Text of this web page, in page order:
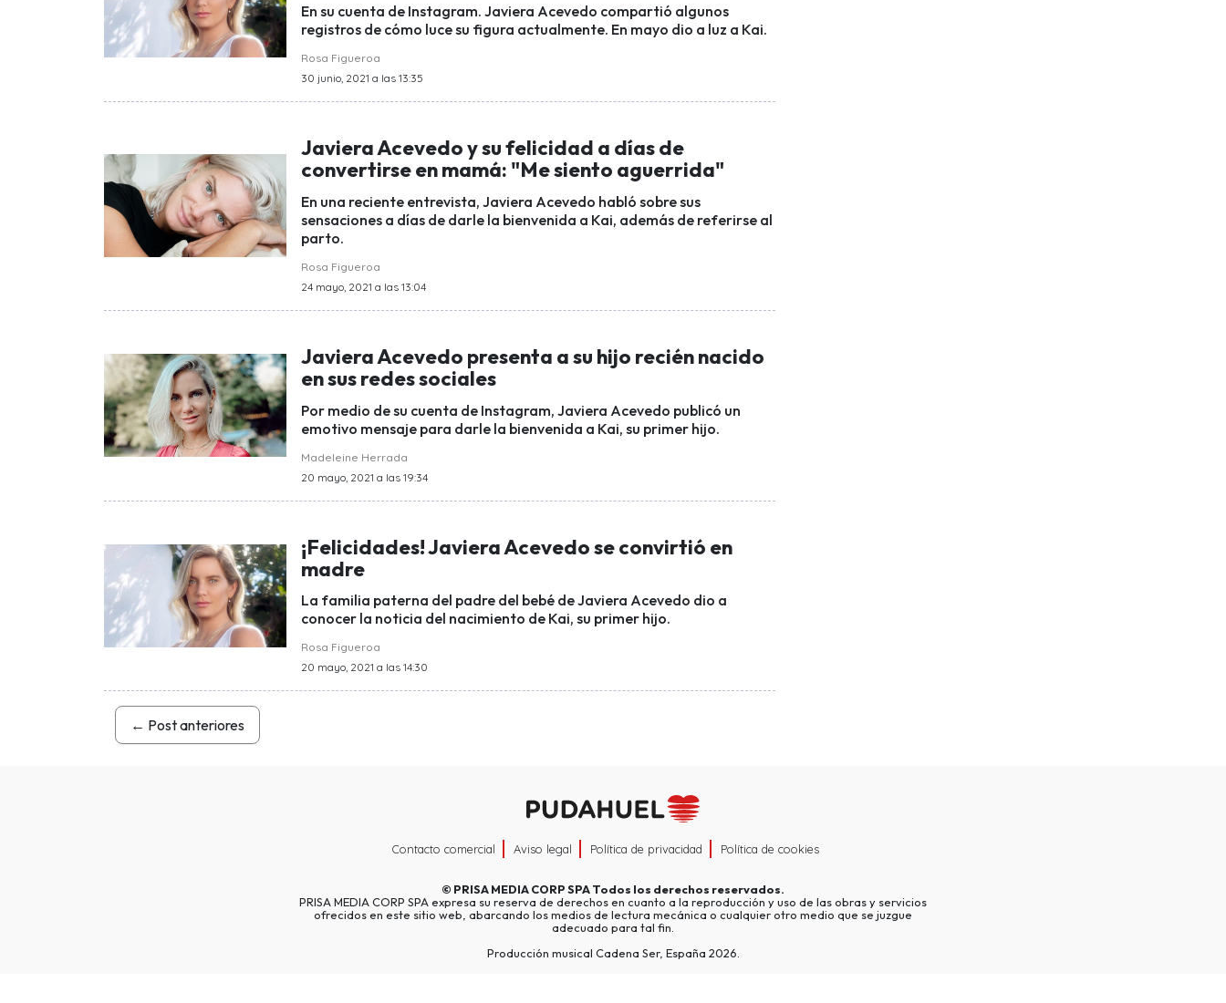
En su cuenta de Instagram. Javiera Acevedo compartió algunos
registros de cómo luce su figura actualmente. En mayo dio a luz a Kai.
Rosa Figueroa
30 junio, 2021 a las 13:35
Javiera Acevedo y su felicidad a días de
convertirse en mamá: "Me siento aguerrida"
En una reciente entrevista, Javiera Acevedo habló sobre sus
sensaciones a días de darle la bienvenida a Kai, además de referirse al
parto.
Rosa Figueroa
24 mayo, 2021 a las 13:04
Javiera Acevedo presenta a su hijo recién nacido
en sus redes sociales
Por medio de su cuenta de Instagram, Javiera Acevedo publicó un
emotivo mensaje para darle la bienvenida a Kai, su primer hijo.
Madeleine Herrada
20 mayo, 2021 a las 19:34
¡Felicidades! Javiera Acevedo se convirtió en
madre
La familia paterna del padre del bebé de Javiera Acevedo dio a
conocer la noticia del nacimiento de Kai, su primer hijo.
Rosa Figueroa
20 mayo, 2021 a las 14:30
← Post anteriores
Contacto comercial Aviso legal Política de privacidad Política de cookies
© PRISA MEDIA CORP SPATodos los derechos reservados.
PRISA MEDIA CORP SPA expresa su reserva de derechos en cuanto a la reproducción y uso de las obras y servicios
ofrecidos en este sitio web, abarcando los medios de lectura mecánica o cualquier otro medio que se juzgue
adecuado para tal fin.
Producción musical Cadena Ser, España 2026.